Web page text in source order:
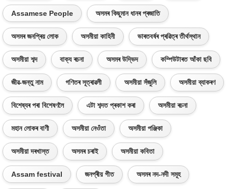
Assamese People অসমৰ কিছুমান ধানৰ প্ৰজাতি
অসমৰ জনপ্ৰিয় লোক অসমীয়া কাহিনী ভাৰতবৰ্ষৰ প্ৰৱিত্ৰ তীৰ্থস্থান
অসমীয়া শব্দ বাক্য ৰচনা অসমৰ উদ্ভিদ কম্পিউটাৰত আঁকা ছবি
জীৱ-জন্তু নাম গণিতৰ সূত্ৰাৱলী অসমীয়া সঁজুলি অসমীয়া ব্যাকৰণ
বিশেষ্যৰ পৰা বিশেষণলৈ এটা শব্দত প্ৰকাশ কৰা অসমীয়া ৰচনা
মহান লোকৰ বাণী অসমীয়া নেওঁতা অসমীয়া পঞ্জিকা
অসমীয়া দৰখাস্ত অসমৰ চৰাই অসমীয়া কবিতা
Assam festival জনপ্ৰীয় গীত অসমৰ নদ-নদী সমূহ